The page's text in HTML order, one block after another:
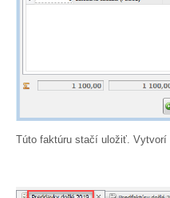
Túto faktúru stačí uložiť. Vytvorí